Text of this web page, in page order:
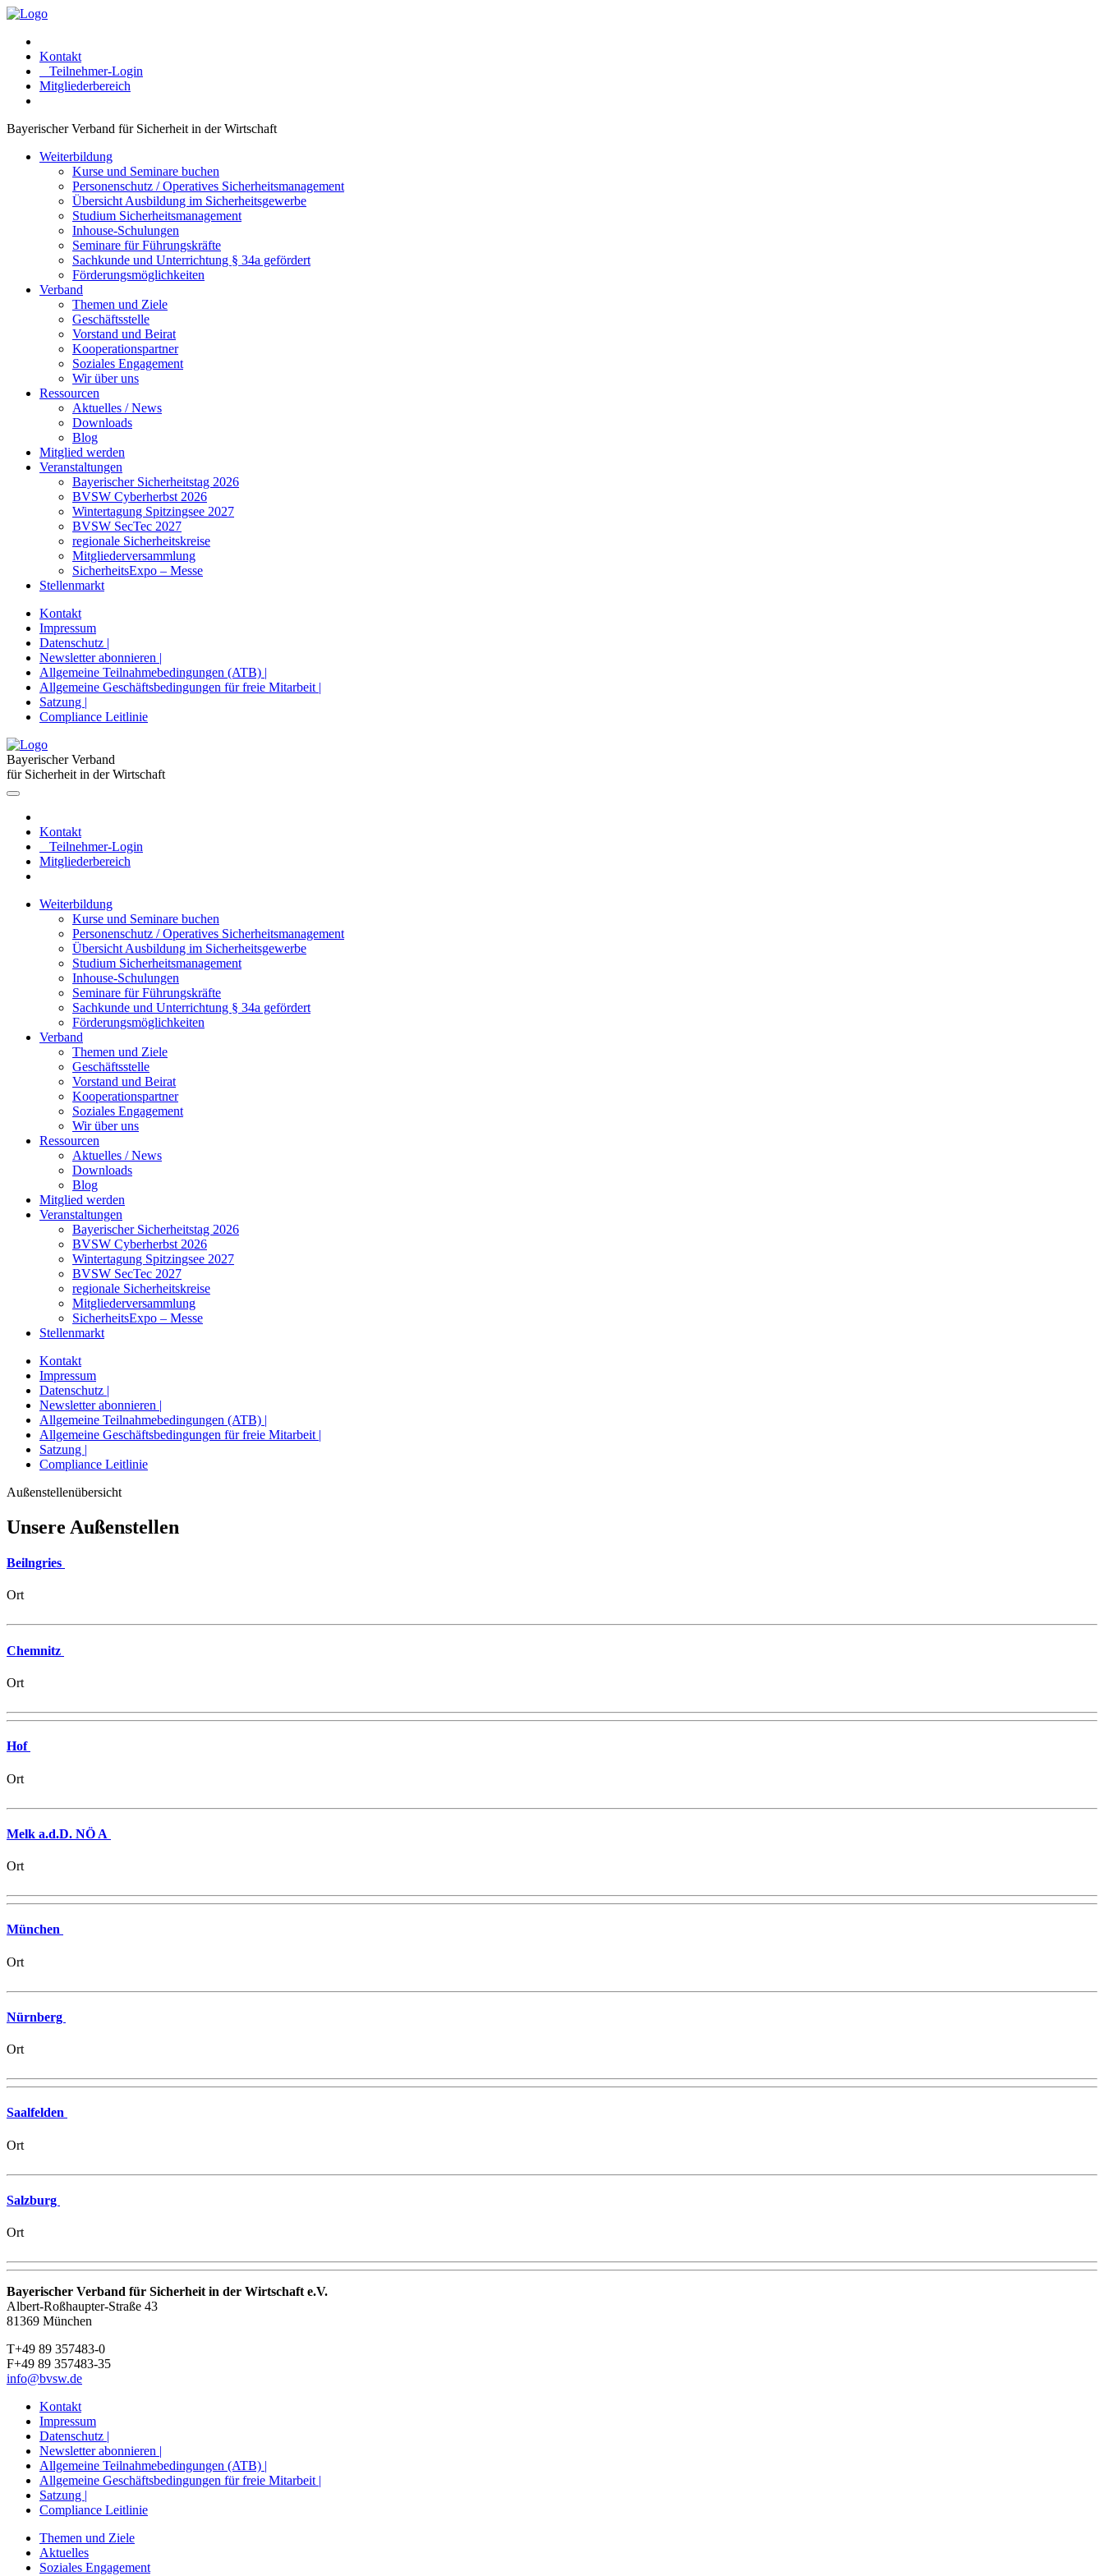
Kontakt
Teilnehmer-Login
Mitgliederbereich
Bayerischer Verband für Sicherheit in der Wirtschaft
Weiterbildung
Kurse und Seminare buchen
Personenschutz / Operatives Sicherheitsmanagement
Übersicht Ausbildung im Sicherheitsgewerbe
Studium Sicherheitsmanagement
Inhouse-Schulungen
Seminare für Führungskräfte
Sachkunde und Unterrichtung § 34a gefördert
Förderungsmöglichkeiten
Verband
Themen und Ziele
Geschäftsstelle
Vorstand und Beirat
Kooperationspartner
Soziales Engagement
Wir über uns
Ressourcen
Aktuelles / News
Downloads
Blog
Mitglied werden
Veranstaltungen
Bayerischer Sicherheitstag 2026
BVSW Cyberherbst 2026
Wintertagung Spitzingsee 2027
BVSW SecTec 2027
regionale Sicherheitskreise
Mitgliederversammlung
SicherheitsExpo – Messe
Stellenmarkt
Kontakt
Impressum
Datenschutz |
Newsletter abonnieren |
Allgemeine Teilnahmebedingungen (ATB) |
Allgemeine Geschäftsbedingungen für freie Mitarbeit |
Satzung |
Compliance Leitlinie
Bayerischer Verband
für Sicherheit in der Wirtschaft
Kontakt
Teilnehmer-Login
Mitgliederbereich
Weiterbildung
Kurse und Seminare buchen
Personenschutz / Operatives Sicherheitsmanagement
Übersicht Ausbildung im Sicherheitsgewerbe
Studium Sicherheitsmanagement
Inhouse-Schulungen
Seminare für Führungskräfte
Sachkunde und Unterrichtung § 34a gefördert
Förderungsmöglichkeiten
Verband
Themen und Ziele
Geschäftsstelle
Vorstand und Beirat
Kooperationspartner
Soziales Engagement
Wir über uns
Ressourcen
Aktuelles / News
Downloads
Blog
Mitglied werden
Veranstaltungen
Bayerischer Sicherheitstag 2026
BVSW Cyberherbst 2026
Wintertagung Spitzingsee 2027
BVSW SecTec 2027
regionale Sicherheitskreise
Mitgliederversammlung
SicherheitsExpo – Messe
Stellenmarkt
Kontakt
Impressum
Datenschutz |
Newsletter abonnieren |
Allgemeine Teilnahmebedingungen (ATB) |
Allgemeine Geschäftsbedingungen für freie Mitarbeit |
Satzung |
Compliance Leitlinie
Außenstellenübersicht
Unsere Außenstellen
Beilngries
Ort
Chemnitz
Ort
Hof
Ort
Melk a.d.D. NÖ A
Ort
München
Ort
Nürnberg
Ort
Saalfelden
Ort
Salzburg
Ort
Bayerischer Verband für Sicherheit in der Wirtschaft e.V.
Albert-Roßhaupter-Straße 43
81369 München
T+49 89 357483-0
F+49 89 357483-35
info@bvsw.de
Kontakt
Impressum
Datenschutz |
Newsletter abonnieren |
Allgemeine Teilnahmebedingungen (ATB) |
Allgemeine Geschäftsbedingungen für freie Mitarbeit |
Satzung |
Compliance Leitlinie
Themen und Ziele
Aktuelles
Soziales Engagement